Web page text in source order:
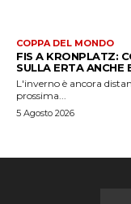
COPPA DEL MONDO
FIS A KRONPLATZ:
SULLA ERTA ANCHE
L'inverno è ancora
prossima...
5 Agosto 2026